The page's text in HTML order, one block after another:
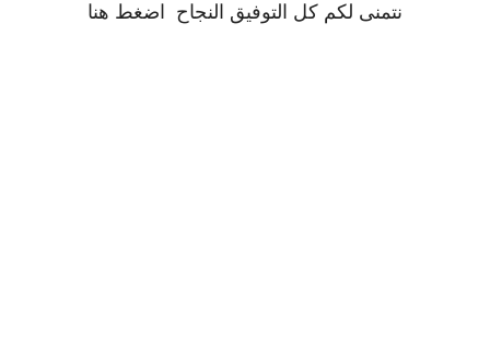
نتمنى لكم كل التوفيق النجاح اضغط هنا